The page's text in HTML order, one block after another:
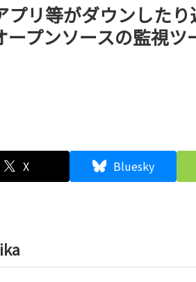
プリ等がダウンした
ープンソースの監視ツ
X Bluesky